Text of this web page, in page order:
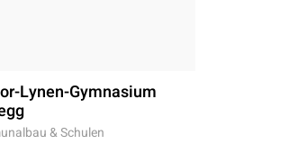
Lynen-Gymnasium
& Schulen